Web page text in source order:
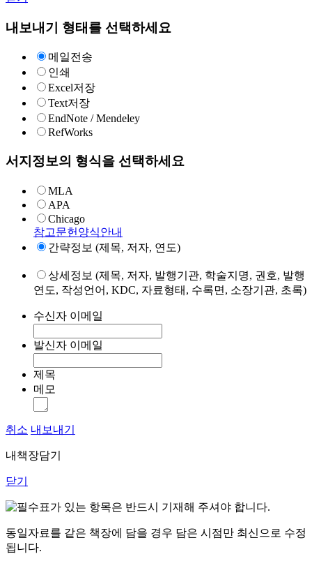
내보내기 형태를 선택하세요
메일전송
인쇄
Excel저장
Text저장
EndNote / Mendeley
RefWorks
서지정보의 형식을 선택하세요
MLA
APA
Chicago
참고문헌양식안내
간략정보 (제목, 저자, 연도)
상세정보 (제목, 저자, 발행기관, 학술지명, 권호, 발행
연도, 작성언어, KDC, 자료형태, 수록면, 소장기관, 초록)
수신자 이메일
발신자 이메일
제목
메모
취소 내보내기
내책장담기
닫기
표가 있는 항목은 반드시 기재해 주셔야 합니다.
동일자료를 같은 책장에 담을 경우 담은 시점만 최신으로 수정
됩니다.